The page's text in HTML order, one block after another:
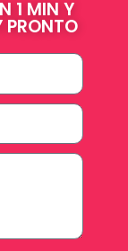
1 MIN Y